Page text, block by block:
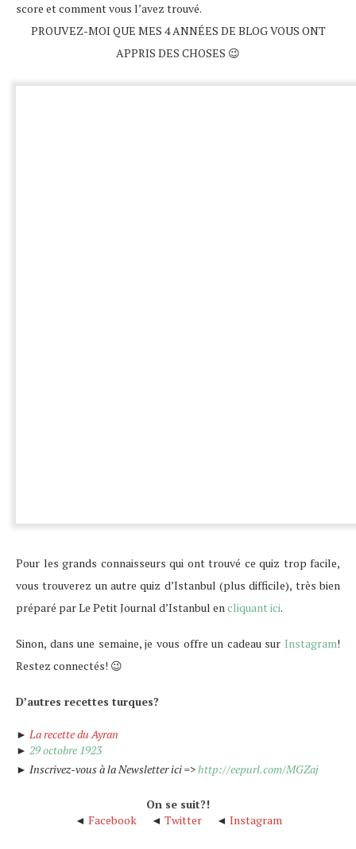
score et comment vous l’avez trouvé.
PROUVEZ-MOI QUE MES 4 ANNÉES DE BLOG VOUS ONT
APPRIS DES CHOSES 😉
Pour les grands connaisseurs qui ont trouvé ce quiz trop facile,
vous trouverez un autre quiz d’Istanbul (plus difficile), très bien
préparé par Le Petit Journal d’Istanbul encliquant ici.
Sinon, dans une semaine, je vous offre un cadeau sur Instagram!
Restez connectés! 😉
D’autres recettes turques?
► La recette du Ayran
► 29 octobre 1923
► Inscrivez-vous à la Newsletter ici =>http://eepurl.com/MGZaj
On se suit?!
◄ Facebook ◄ Twitter ◄ Instagram